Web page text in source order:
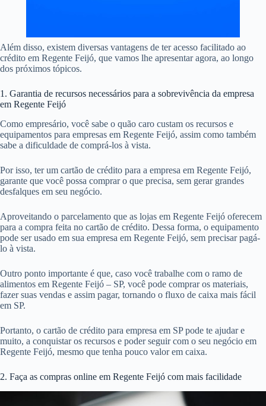
Além disso, existem diversas vantagens de ter acesso facilitado ao
crédito em Regente Feijó, que vamos lhe apresentar agora, ao longo
dos próximos tópicos.
1. Garantia de recursos necessários para a sobrevivência da empresa
em Regente Feijó
Como empresário, você sabe o quão caro custam os recursos e
equipamentos para empresas em Regente Feijó, assim como também
sabe a dificuldade de comprá-los à vista.
Por isso, ter um cartão de crédito para a empresa em Regente Feijó,
garante que você possa comprar o que precisa, sem gerar grandes
desfalques em seu negócio.
Aproveitando o parcelamento que as lojas em Regente Feijó oferecem
para a compra feita no cartão de crédito. Dessa forma, o equipamento
pode ser usado em sua empresa em Regente Feijó, sem precisar pagá-
lo à vista.
Outro ponto importante é que, caso você trabalhe com o ramo de
alimentos em Regente Feijó – SP, você pode comprar os materiais,
fazer suas vendas e assim pagar, tornando o fluxo de caixa mais fácil
em SP.
Portanto, o cartão de crédito para empresa em SP pode te ajudar e
muito, a conquistar os recursos e poder seguir com o seu negócio em
Regente Feijó, mesmo que tenha pouco valor em caixa.
2. Faça as compras online em Regente Feijó com mais facilidade